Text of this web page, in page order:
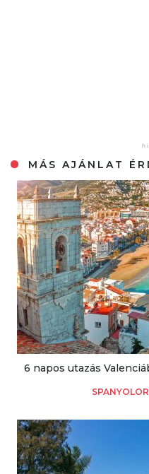
MÁS AJÁNLAT
6 napos utazás